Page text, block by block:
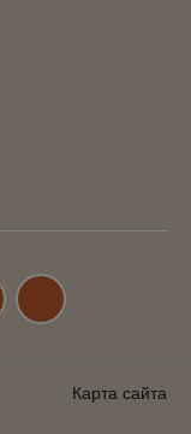
Карта сайта